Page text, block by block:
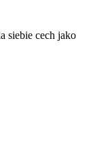
siebie cech jako